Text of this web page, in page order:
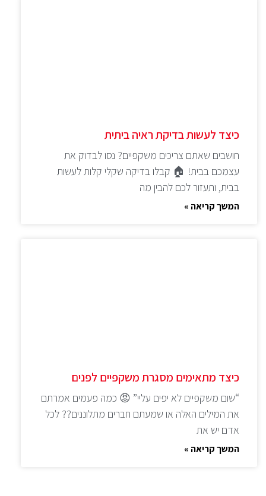
כיצד לעשות בדיקת ראיה ביתית
חושבים שאתם צריכים משקפיים? נסו לבדוק את
עצמכם בבית! 🏠 קבלו בדיקה שקלי קלות לעשות
בבית, ותעזור לכם להבין מה
המשך קריאה »
כיצד מתאימים מסגרת משקפיים לפנים
“שום משקפיים לא יפים עליי” 😡 כמה פעמים אמרתם
את המילים האלה או שמעתם חברים מתלוננים?? לכל
אדם יש את
המשך קריאה »